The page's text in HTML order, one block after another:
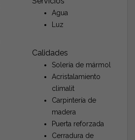
Agua
Luz
Calidades
Solería de mármol
Acristalamiento
climalit
Carpintería de
madera
Puerta reforzada
Cerradura de